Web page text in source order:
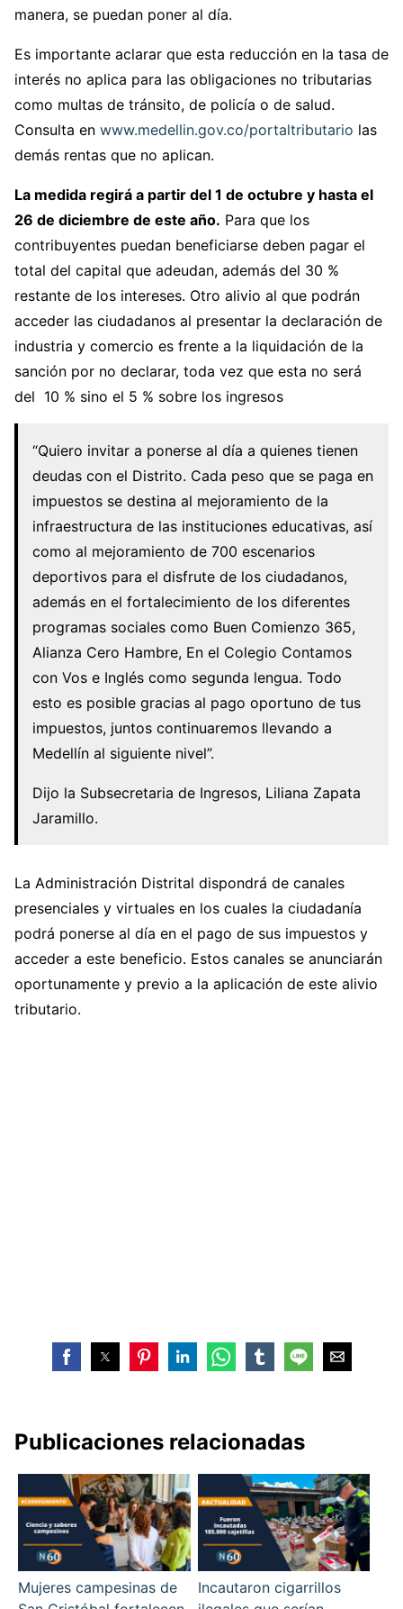
manera, se puedan poner al día.
Es importante aclarar que esta reducción en la tasa de
interés no aplica para las obligaciones no tributarias
como multas de tránsito, de policía o de salud.
Consulta en www.medellin.gov.co/portaltributario las
demás rentas que no aplican.
La medida regirá a partir del 1 de octubre y hasta el
26 de diciembre de este año. Para que los
contribuyentes puedan beneficiarse deben pagar el
total del capital que adeudan, además del 30 %
restante de los intereses. Otro alivio al que podrán
acceder las ciudadanos al presentar la declaración de
industria y comercio es frente a la liquidación de la
sanción por no declarar, toda vez que esta no será
del 10 % sino el 5 % sobre los ingresos
“Quiero invitar a ponerse al día a quienes tienen
deudas con el Distrito. Cada peso que se paga en
impuestos se destina al mejoramiento de la
infraestructura de las instituciones educativas, así
como al mejoramiento de 700 escenarios
deportivos para el disfrute de los ciudadanos,
además en el fortalecimiento de los diferentes
programas sociales como Buen Comienzo 365,
Alianza Cero Hambre, En el Colegio Contamos
con Vos e Inglés como segunda lengua. Todo
esto es posible gracias al pago oportuno de tus
impuestos, juntos continuaremos llevando a
Medellín al siguiente nivel”.
Dijo la Subsecretaria de Ingresos, Liliana Zapata
Jaramillo.
La Administración Distrital dispondrá de canales
presenciales y virtuales en los cuales la ciudadanía
podrá ponerse al día en el pago de sus impuestos y
acceder a este beneficio. Estos canales se anunciarán
oportunamente y previo a la aplicación de este alivio
tributario.
Publicaciones relacionadas
Mujeres campesinas de
Incautaron cigarrillos